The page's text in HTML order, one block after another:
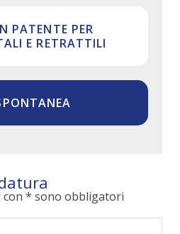
PATENTE PER
E RETRATTILI
con * sono obbligatori